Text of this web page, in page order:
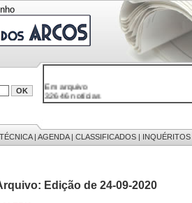
32646 notícias
38119 fotos
595 edições
| AGENDA| CLASSIFICADOS | INQUÉRITOS
Edição de 24-09-2020